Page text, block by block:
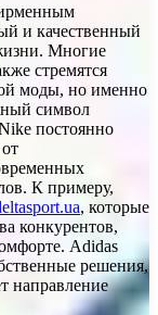
и качественный
Многие
стремятся
моды, но именно
символ
постоянно
К примеру,
, которые
конкурентов,
Adidas
решения,
направление